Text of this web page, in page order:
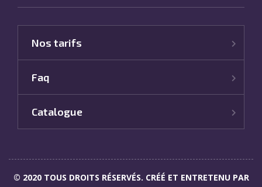
Nos tarifs
Faq
Catalogue
© 2020 TOUS DROITS RÉSERVÉS. CRÉÉ ET ENTRETENU PAR